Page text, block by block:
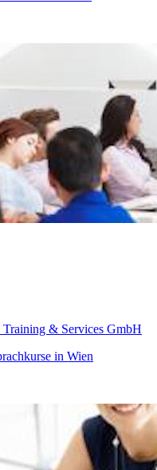
& Services GmbH
in Wien